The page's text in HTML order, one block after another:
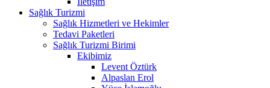
Sağlık Turizmi
Sağlık Hizmetleri ve Hekimler
Tedavi Paketleri
Sağlık Turizmi Birimi
Ekibimiz
Levent Öztürk
Alpaslan Erol